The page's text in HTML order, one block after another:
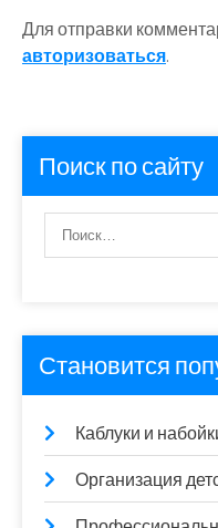
Для отправки
авторизоваться.
Поиск по сайту
Становится
Каблуки и
Организация